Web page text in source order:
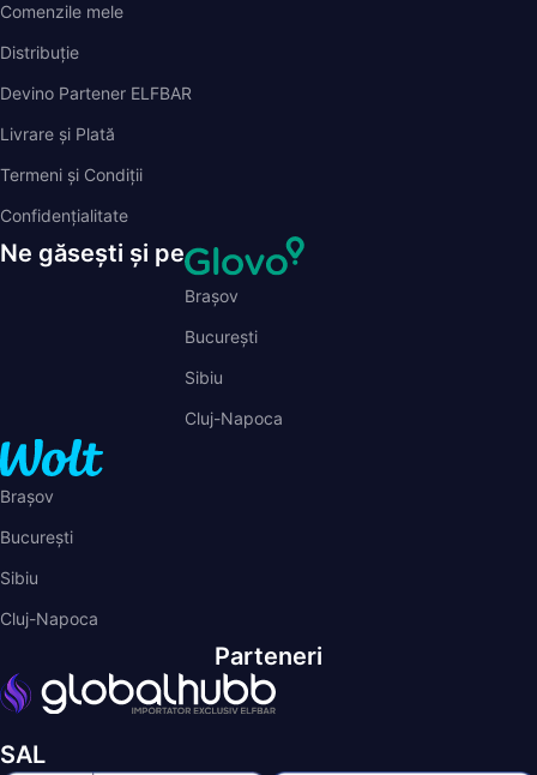
Distribuție
Devino Partener ELFBAR
Livrare și Plată
Termeni și Condiții
Confidențialitate
Ne găsești și pe
Brașov
București
Sibiu
Cluj-Napoca
Brașov
București
Sibiu
Cluj-Napoca